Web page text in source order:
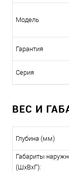
Модель
Гарантия
Серия
ВЕС И
Глубина (мм)
Габариты
(ШxВxГ):